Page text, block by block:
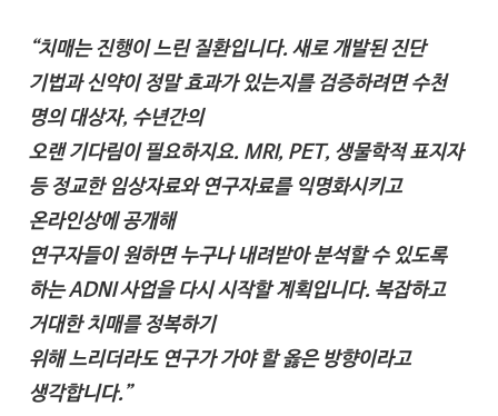
“치매는 진행이 느린 질환입니다. 새로 개발된 진단
기법과 신약이 정말 효과가 있는지를 검증하려면 수천
명의 대상자, 수년간의
오랜 기다림이 필요하지요. MRI, PET, 생물학적 표지자
등 정교한 임상자료와 연구자료를 익명화시키고
온라인상에 공개해
연구자들이 원하면 누구나 내려받아 분석할 수 있도록
하는 ADNI 사업을 다시 시작할 계획입니다. 복잡하고
거대한 치매를 정복하기
위해 느리더라도 연구가 가야 할 옳은 방향이라고
생각합니다.”